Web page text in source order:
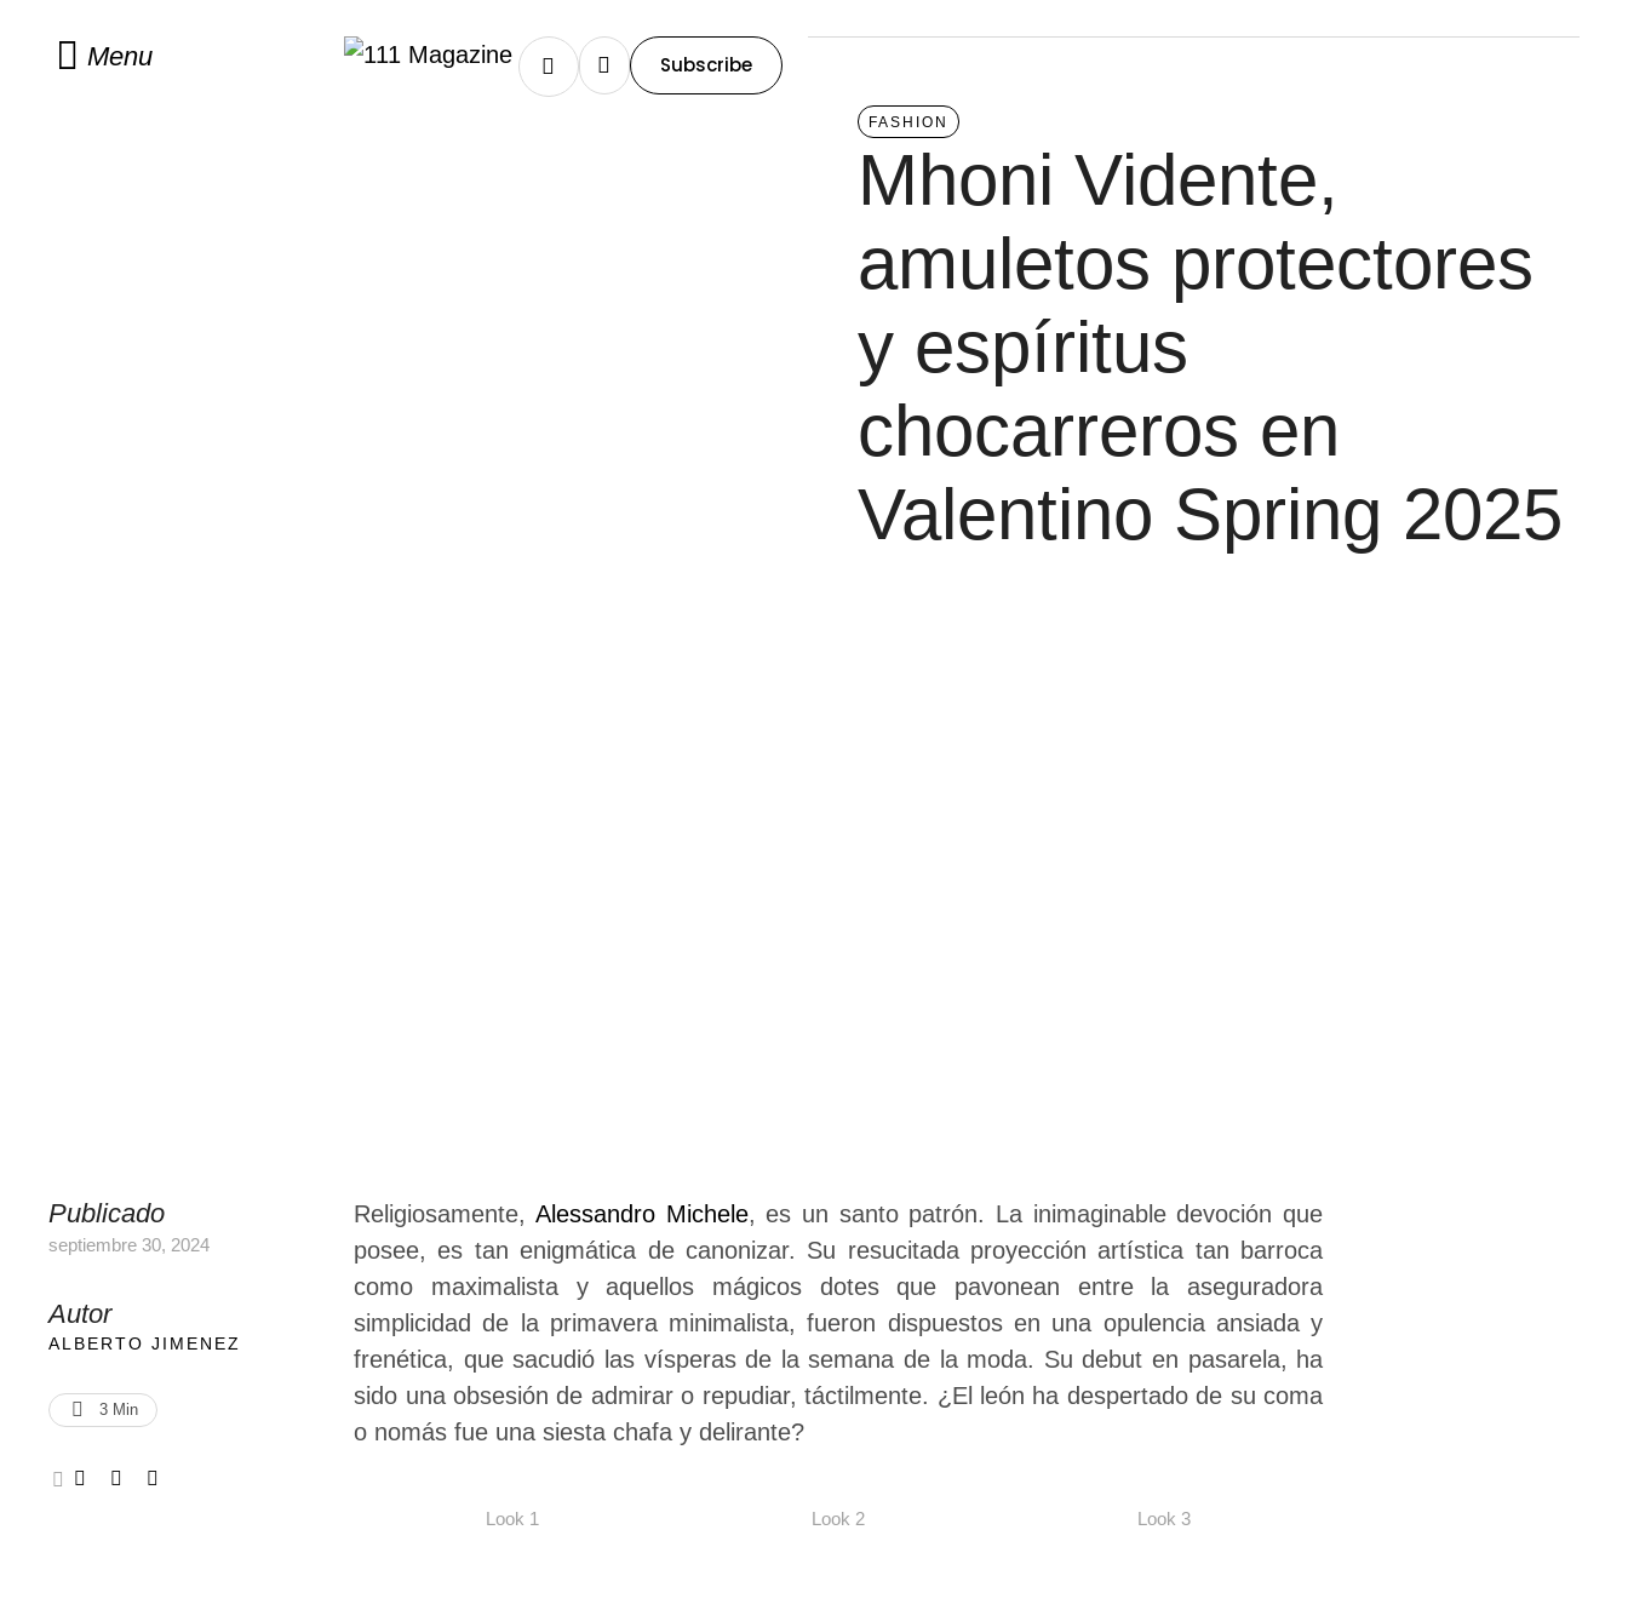
Menu Subscribe
FASHION
Mhoni Vidente,
amuletos protectores
y espíritus
chocarreros en
Valentino Spring 2025
Publicado
septiembre 30, 2024
Autor
ALBERTO JIMENEZ
3 Min
Religiosamente, Alessandro Michele, es un santo patrón. La inimaginable devoción que
posee, es tan enigmática de canonizar. Su resucitada proyección artística tan barroca
como maximalista y aquellos mágicos dotes que pavonean entre la aseguradora
simplicidad de la primavera minimalista, fueron dispuestos en una opulencia ansiada y
frenética, que sacudió las vísperas de la semana de la moda. Su debut en pasarela, ha
sido una obsesión de admirar o repudiar, táctilmente. ¿El león ha despertado de su coma
o nomás fue una siesta chafa y delirante?
Look 1 Look 2 Look 3